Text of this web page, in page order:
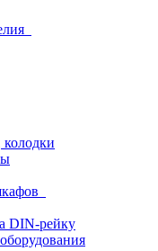
DIN-рейку